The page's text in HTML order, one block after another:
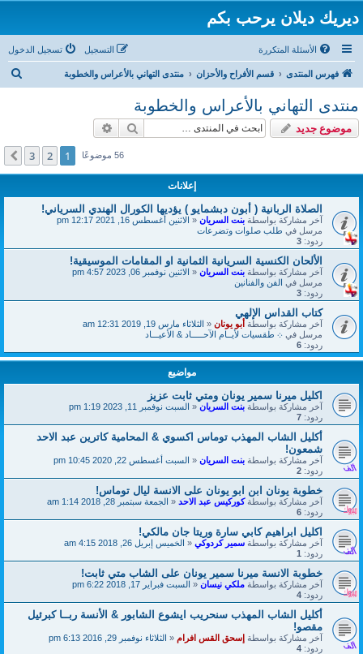
ديريك ديلان يرحب بكم
الأسئلة المتكررة تسجيل الدخول التسجيل
فهرس المنتدى قسم الأفراح والأحزان منتدى التهاني بالأعراس والخطوبة
ب
منتدى التهاني بالأعراس والخطوبة
موضوع جديد بحث
56 موضوعًا 1
2
3 التالي
إعلانات
الصلاة الربانية ( أبون دبشمايو ) يؤديها الكورال الهندي السرياني!
آخر مشاركة بواسطةبنت السريان«الاثنين أغسطس 16, 2021 12:17 pm
مرسل فيطلب صلوات وتضرعات
ردود: 3
الألحان الكنسية السريانية الثمانية او المقامات الموسيقية!
آخر مشاركة بواسطةبنت السريان«الاثنين نوفمبر 06, 2023 4:57 pm
مرسل فيالفن والفنانين
ردود: 3
كتاب القداس الإلهي
آخر مشاركة بواسطةأبو يونان«الثلاثاء مارس 19, 2019 12:31 am
مرسل في܀ طقسيات لأيــام الآحـــــاد & الأعيـــاد
ردود: 6
مواضيع
اكليل ميرنا سمير يونان ومتي ثابت عزيز
آخر مشاركة بواسطةبنت السريان«السبت نوفمبر 11, 2023 1:19 pm
ردود: 7
أكليل الشاب المهذب توماس اكسوي & المحامية كاترين عبد الاحد
شمعون!
آخر مشاركة بواسطةبنت السريان«السبت أغسطس 22, 2020 10:45 pm
ردود: 2
خطوبة يونان ابن ابو يونان على الانسة ليال توماس!
آخر مشاركة بواسطةكوركيس عبد الاحد«الجمعة سبتمبر 28, 2018 1:14 am
ردود: 6
اكليل ابراهيم كابي سارة وريتا جان مالكي!
آخر مشاركة بواسطةسمير كردوكي«الخميس إبريل 26, 2018 4:15 am
ردود: 1
خطوبة الانسة ميرنا سمير يونان على الشاب متي ثابت!
آخر مشاركة بواسطةملكي نيسان«السبت فبراير 17, 2018 6:22 pm
ردود: 4
أكليل الشاب المهذب سنحريب ايشوع الشابور & الأنسة ربــا كبرئيل
مقصو!
آخر مشاركة بواسطةإسحق القس افرام«الثلاثاء نوفمبر 29, 2016 6:13 pm
ردود: 4